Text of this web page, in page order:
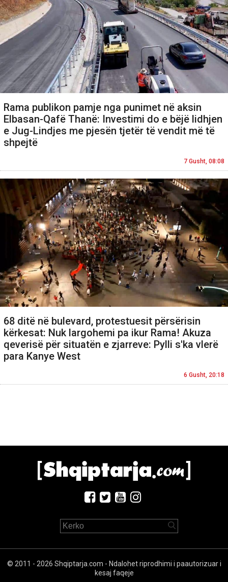
Rama publikon pamje nga punimet në aksin
Elbasan-Qafë Thanë: Investimi do e bëjë lidhjen
e Jug-Lindjes me pjesën tjetër të vendit më të
shpejtë
7 Gusht, 08:08
68 ditë në bulevard, protestuesit përsërisin
kërkesat: Nuk largohemi pa ikur Rama! Akuza
qeverisë për situatën e zjarreve: Pylli s'ka vlerë
para Kanye West
6 Gusht, 20:18
© 2011 - 2026 Shqiptarja.com - Ndalohet riprodhimi i paautorizuar i
kesaj faqeje